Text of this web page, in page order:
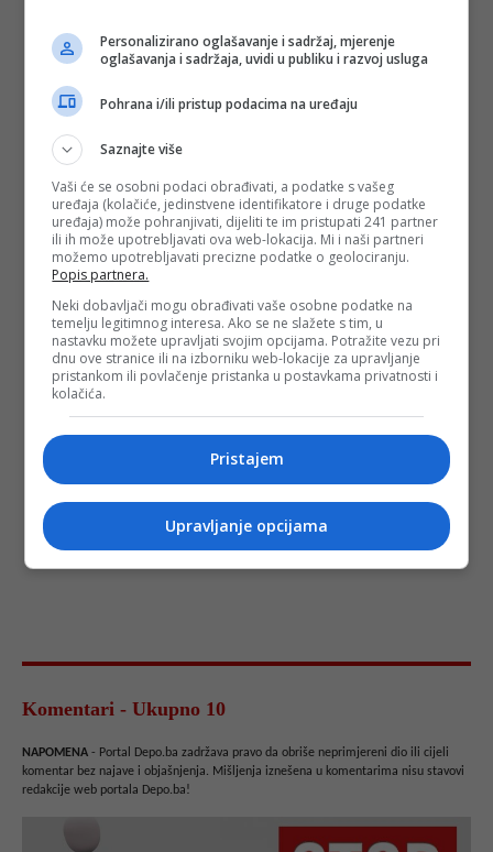
Komentari - Ukupno 10
NAPOMENA - Portal Depo.ba zadržava pravo da obriše neprimjereni dio ili cijeli
komentar bez najave i objašnjenja. Mišljenja iznešena u komentarima nisu stavovi
redakcije web portala Depo.ba!
Personalizirano oglašavanje i sadržaj, mjerenje
oglašavanja i sadržaja, uvidi u publiku i razvoj usluga
Pohrana i/ili pristup podacima na uređaju
Saznajte više
Vaši će se osobni podaci obrađivati, a podatke s vašeg
uređaja (kolačiće, jedinstvene identifikatore i druge podatke
uređaja) može pohranjivati, dijeliti te im pristupati 241 partner
ili ih može upotrebljavati ova web-lokacija. Mi i naši partneri
možemo upotrebljavati precizne podatke o geolociranju.
Popis partnera.
Neki dobavljači mogu obrađivati vaše osobne podatke na
temelju legitimnog interesa. Ako se ne slažete s tim, u
nastavku možete upravljati svojim opcijama. Potražite vezu pri
dnu ove stranice ili na izborniku web-lokacije za upravljanje
pristankom ili povlačenje pristanka u postavkama privatnosti i
kolačića.
Pristajem
Upravljanje opcijama